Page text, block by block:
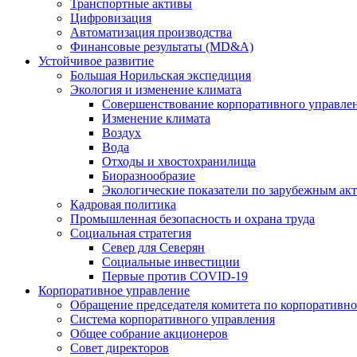
Транспортные активы
Цифровизация
Автоматизация производства
Финансовые результаты (MD&A)
Устойчивое развитие
Большая Норильская экспедиция
Экология и изменение климата
Совершенствование корпоративного
Изменение климата
Воздух
Вода
Отходы и хвостохранилища
Биоразнообразие
Экологические показатели по зарубежным
Кадровая политика
Промышленная безопасность и охрана труда
Социальная стратегия
Север для Северян
Социальные инвестиции
Первые против COVID‑19
Корпоративное управление
Обращение председателя комитета по
Система корпоративного управления
Общее собрание акционеров
Совет директоров